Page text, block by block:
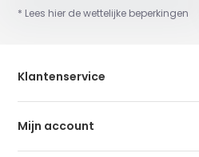
* Lees hier de wettelijke beperkingen
Klantenservice
Mijn account